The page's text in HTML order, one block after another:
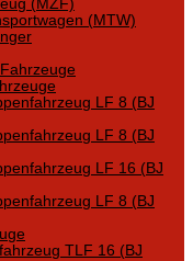
(MZF)
(MTW)
LF 8 (BJ
LF 8 (BJ
LF 16 (BJ
LF 8 (BJ
TLF 16 (BJ